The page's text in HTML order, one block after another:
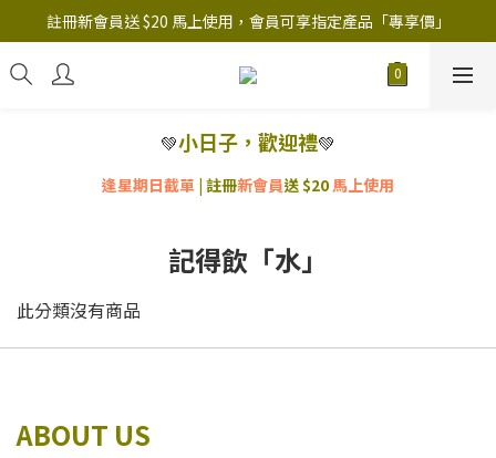
註冊新會員送 $20 馬上使用，會員可享指定產品「​專享價」
註冊新會員送 $20 馬上使用，會員可享指定產品「​專享價」
B.Y.O.B Mask Collection 任選優惠: 4件9折
💚小日子，歡迎禮💚
逢星期日截單 | 註冊新會員送 $20馬上使用
記得飲「水」
此分類沒有商品
ABOUT US